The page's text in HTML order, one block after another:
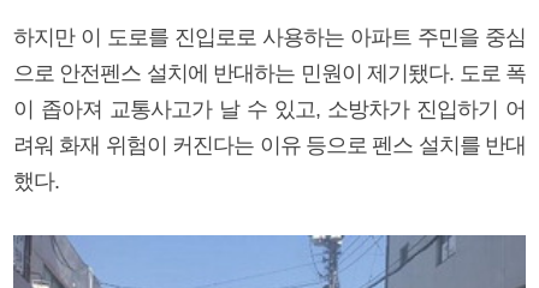
하지만 이 도로를 진입로로 사용하는 아파트 주민을 중심
으로 안전펜스 설치에 반대하는 민원이 제기됐다. 도로 폭
이 좁아져 교통사고가 날 수 있고, 소방차가 진입하기 어
려워 화재 위험이 커진다는 이유 등으로 펜스 설치를 반대
했다.